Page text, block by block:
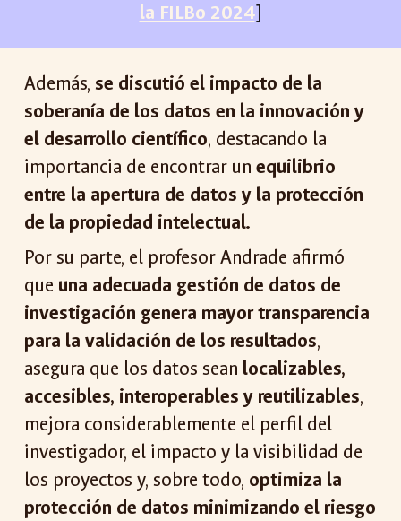
la FILBo 2024]
Además, se discutió el impacto de la
soberanía de los datos en la innovación y
el desarrollo científico, destacando la
importancia de encontrar unequilibrio
entre la apertura de datos y la protección
de la propiedad intelectual.
Por su parte, el profesor Andrade afirmó
que una adecuada gestión de datos de
investigación genera mayor transparencia
para la validación de los resultados,
asegura que los datos sean localizables,
accesibles, interoperables y reutilizables,
mejora considerablemente el perfil del
investigador, el impacto y la visibilidad de
los proyectos y, sobre todo, optimiza la
protección de datos minimizando el riesgo